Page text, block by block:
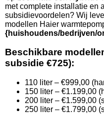
met complete installatie en
subsidievoordelen? Wij
modellen Haier
{huishoudens/bedrijven/
Beschikbare
subsidie €725):
110 liter – €999,00
150 liter – €1.199,00
200 liter – €1.599,00
250 liter – €1.799,00